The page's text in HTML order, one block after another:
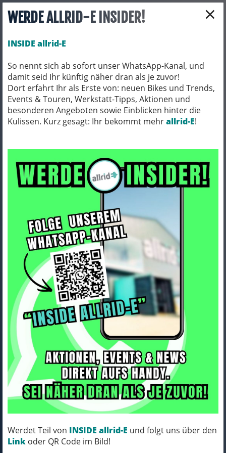
×
WERDE ALLRID-E INSIDER!
INSIDE allrid-E
So nennt sich ab sofort unser WhatsApp-Kanal, und
damit seid Ihr künftig näher dran als je zuvor!
Dort erfahrt Ihr als Erste von: neuen Bikes und Trends,
Events & Touren, Werkstatt-Tipps, Aktionen und
besonderen Angeboten sowie Einblicken hinter die
Kulissen. Kurz gesagt: Ihr bekommt mehrallrid-E!
Werdet Teil von INSIDE allrid-E und folgt uns über den
Link oder QR Code im Bild!
Toggle navigation
BEKLEIDUNG KOPFBEDECKUNGEN
Rapha Kopfbedeckung Rapha
24 Cap II S/M Black
Art.Nr. 5324777
Farbe: BLACK
MICH KANNST DU BESTELLEN - MIT
ABHOLUNG IN NORTORF!